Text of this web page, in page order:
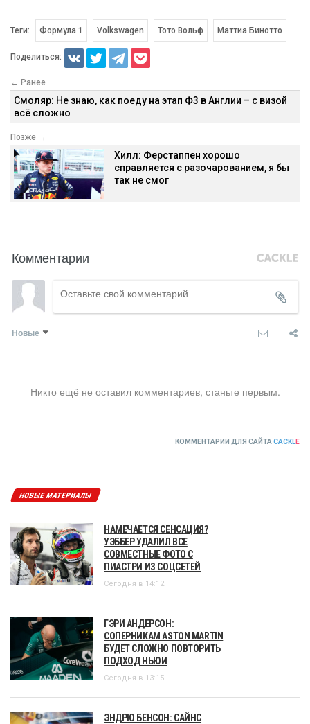
Теги: Формула 1 Volkswagen Тото Вольф Маттиа Бинотто
Поделиться:
← Ранее
Смоляр: Не знаю, как поеду на этап Ф3 в Англии – с визой
всё сложно
Позже →
Хилл: Ферстаппен хорошо
справляется с разочарованием, я бы
так не смог
Комментарии
Новые
Никто ещё не оставил комментариев, станьте первым.
КОММЕНТАРИИ ДЛЯ САЙТА CACKLE
НОВЫЕ МАТЕРИАЛЫ
НАМЕЧАЕТСЯ СЕНСАЦИЯ?
УЭББЕР УДАЛИЛ ВСЕ
СОВМЕСТНЫЕ ФОТО С
ПИАСТРИ ИЗ СОЦСЕТЕЙ
Сегодня в 14:12
ГЭРИ АНДЕРСОН:
СОПЕРНИКАМ ASTON MARTIN
БУДЕТ СЛОЖНО ПОВТОРИТЬ
ПОДХОД НЬЮИ
Сегодня в 13:15
ЭНДРЮ БЕНСОН: САЙНС